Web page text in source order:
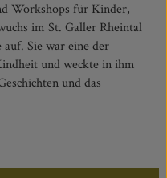
Workshops für Kinder,
im St. Galler Rheintal
auf. Sie war eine der
und weckte in ihm
und das